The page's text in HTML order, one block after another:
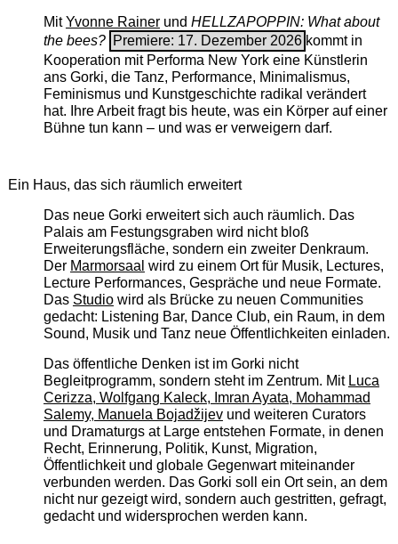
MitYvonne Rainerund HELLZAPOPPIN: What about
the bees? Premiere: 17. Dezember 2026 kommt in
Kooperation mit Performa New York eine Künstlerin
ans Gorki, die Tanz, Performance, Minimalismus,
Feminismus und Kunstgeschichte radikal verändert
hat. Ihre Arbeit fragt bis heute, was ein Körper auf einer
Bühne tun kann – und was er verweigern darf.
Ein Haus, das sich räumlich erweitert
Das neue Gorki erweitert sich auch räumlich. Das
Palais am Festungsgraben wird nicht bloß
Erweiterungsfläche, sondern ein zweiter Denkraum.
Der Marmorsaal wird zu einem Ort für Musik, Lectures,
Lecture Performances, Gespräche und neue Formate.
Das Studiowird als Brücke zu neuen Communities
gedacht: Listening Bar, Dance Club, ein Raum, in dem
Sound, Musik und Tanz neue Öffentlichkeiten einladen.
Das öffentliche Denken ist im Gorki nicht
Begleitprogramm, sondern steht im Zentrum. Mit Luca
Cerizza, Wolfgang Kaleck, Imran Ayata, Mohammad
Salemy, Manuela Bojadžijevund weiteren Curators
und Dramaturgs at Large entstehen Formate, in denen
Recht, Erinnerung, Politik, Kunst, Migration,
Öffentlichkeit und globale Gegenwart miteinander
verbunden werden. Das Gorki soll ein Ort sein, an dem
nicht nur gezeigt wird, sondern auch gestritten, gefragt,
gedacht und widersprochen werden kann.